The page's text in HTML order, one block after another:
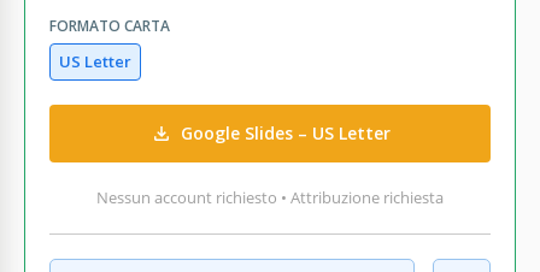
FORMATO CARTA
US Letter
Google Slides – US Letter
Nessun account richiesto • Attribuzione richiesta